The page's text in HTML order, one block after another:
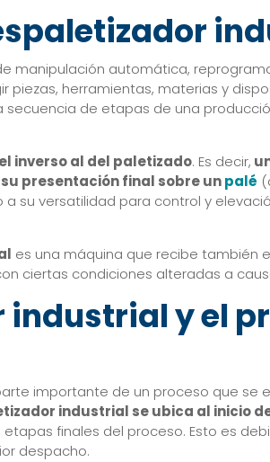
manipulación automática,
herramientas, materias y
de etapas de una
inverso al del paletizado. Es decir,
presentación final sobre unpalé
su versatilidad para control y
es una máquina que recibe también
ciertas condiciones alteradas a
y el
importante de un proceso que se
industrial se ubica al inicio
finales del proceso. Esto es
despacho.